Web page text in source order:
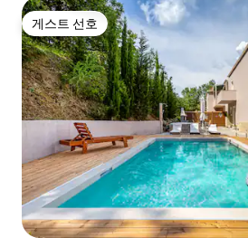
게스트 선호
게스트 선호